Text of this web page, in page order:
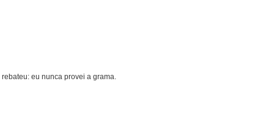
eu nunca provei a grama.